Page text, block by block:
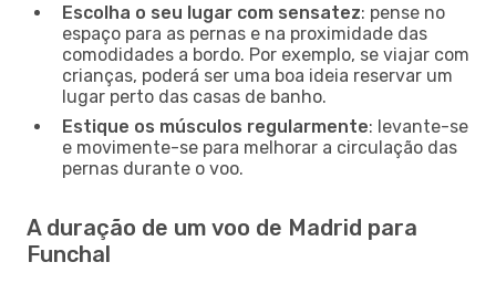
Escolha o seu lugar com sensatez: pense no
espaço para as pernas e na proximidade das
comodidades a bordo. Por exemplo, se viajar com
crianças, poderá ser uma boa ideia reservar um
lugar perto das casas de banho.
Estique os músculos regularmente: levante-se
e movimente-se para melhorar a circulação das
pernas durante o voo.
A duração de um voo de Madrid para
Funchal